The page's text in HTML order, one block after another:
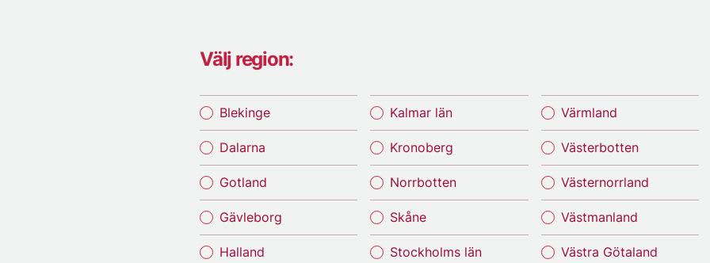
Välj region:
Blekinge
Dalarna
Gotland
Gävleborg
Halland
Kalmar län
Kronoberg
Norrbotten
Skåne
Stockholms län
Värmland
Västerbotten
Västernorrland
Västmanland
Västra Götaland